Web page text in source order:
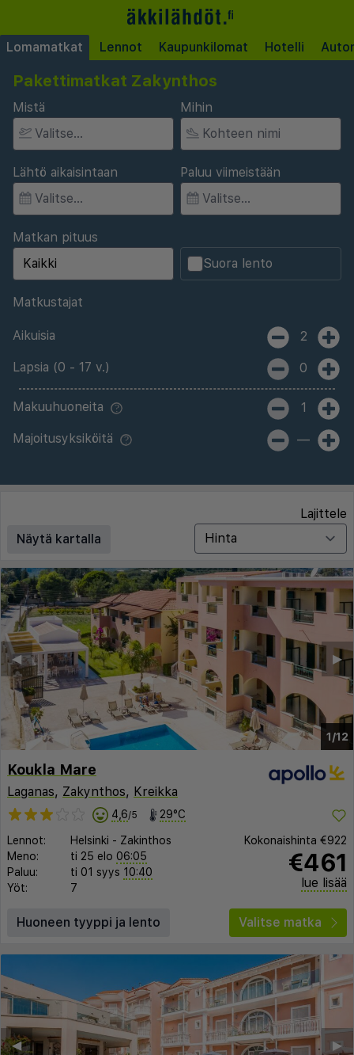
Lomamatkat Lennot Kaupunkilomat Hotelli
Pakettimatkat Zakynthos
Mistä Mihin
Lähtö aikaisintaan Paluu viimeistään
Matkan pituus
Suora lento
Matkustajat
Aikuisia 2
Lapsia (0 - 17 v.) 0
Makuuhuoneita 1
Majoitusyksiköitä —
Näytä kartalla
Lajittele
1/12
▶︎
◀︎
Koukla Mare
Laganas, Zakynthos, Kreikka
4,6/5 29°C
Lennot: Helsinki - Zakinthos
Meno:
ti 25 elo 06:05
Paluu:
ti 01 syys 10:40
Yöt:
7
Kokonaishinta €922
€461
lue lisää
Huoneen tyyppi ja lento Valitse matka
▶︎
◀︎